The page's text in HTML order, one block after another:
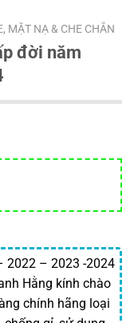
MẶT NẠ & CHE CHẮN
đời năm
2022 – 2023 -2024
Hằng kính chào
chính hãng loại